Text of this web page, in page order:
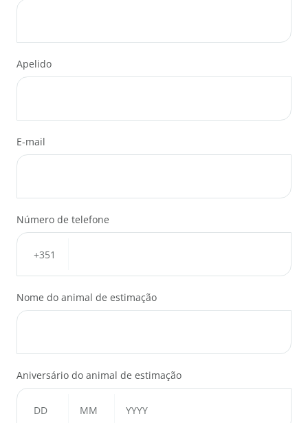
Apelido
E-mail
Número de telefone
Nome do animal de estimação
Aniversário do animal de estimação